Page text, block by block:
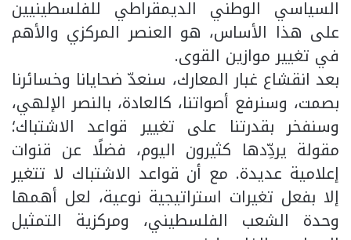
السياسي الوطني الديمقراطي للفلسطينيين
على هذا الأساس، هو العنصر المركزي والأهم
في تغيير موازين القوى.
بعد انقشاع غبار المعارك، سنعدّ ضحايانا وخسائرنا
بصمت، وسنرفع أصواتنا، كالعادة، بالنصر الإلهي،
وسنفخر بقدرتنا على تغيير قواعد الاشتباك؛
مقولة يردِّدها كثيرون اليوم، فضلًا عن قنوات
إعلامية عديدة. مع أن قواعد الاشتباك لا تتغير
إلا بفعل تغيرات استراتيجية نوعية، لعل أهمها
وحدة الشعب الفلسطيني، ومركزية التمثيل